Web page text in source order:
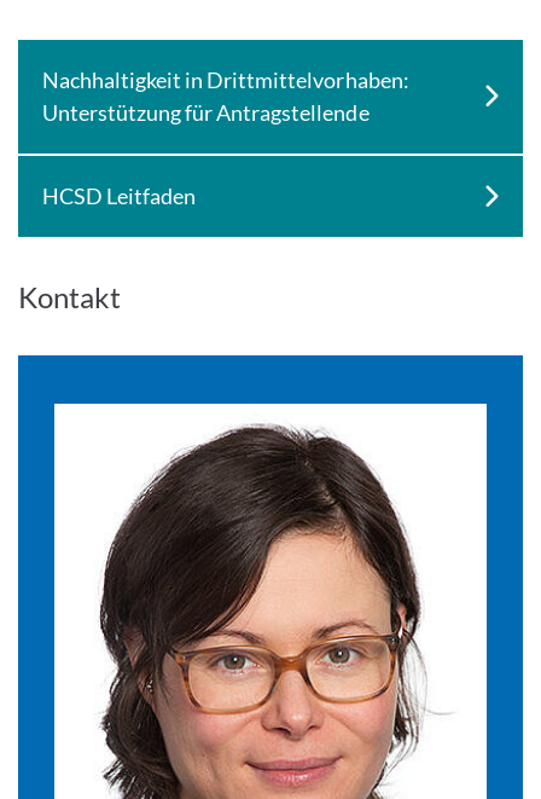
Nachhaltigkeit in Drittmittelvorhaben:
Unterstützung für Antragstellende
HCSD Leitfaden
Kontakt